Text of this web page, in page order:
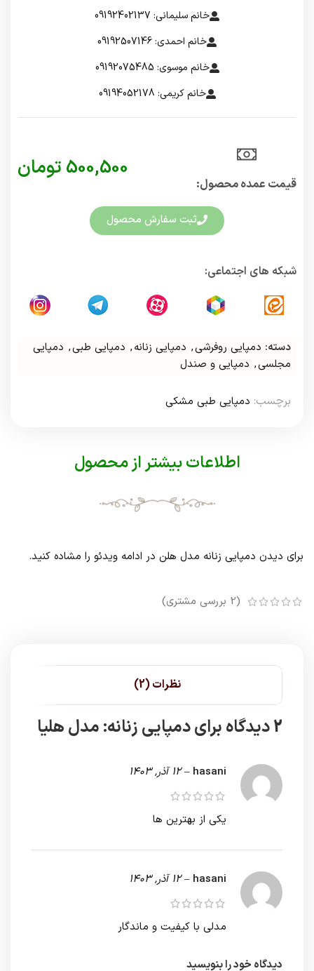
خانم سلیمانی: 09192402137
خانم احمدی: 09192507146
خانم موسوی: 09192075485
خانم کریمی: 09194052178
قیمت عمده محصول:​
500,500 تومان
ثبت سفارش محصول
شبکه های اجتماعی:
دسته: دمپایی روفرشی, دمپایی زنانه, دمپایی طبی, دمپایی
مجلسی, دمپایی و صندل
برچسب: دمپایی طبی مشکی
اطلاعات بیشتر از محصول
برای دیدن دمپایی زنانه مدل هلن در ادامه ویدئو را مشاده کنید.
(
2 بررسی مشتری)
نظرات (2)
2 دیدگاه برای دمپایی زنانه: مدل هلیا
hasani
– 12 آذر, 1403
یکی از بهترین ها
hasani
– 12 آذر, 1403
مدلی با کیفیت و ماندگار
دیدگاه خود را بنویسید